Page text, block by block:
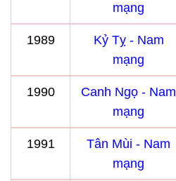
mạng
1989
Kỷ Tỵ - Nam
mạng
1990
Canh Ngọ - Nam
mạng
1991
Tân Mùi - Nam
mạng